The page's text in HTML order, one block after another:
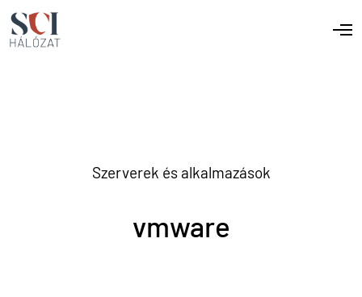
Szerverek és alkalmazások
vmware